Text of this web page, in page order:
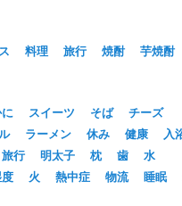
料理 旅行 焼酎
芋焼酎
スイーツ そば
チーズ
ラーメン 休み 健康
入
旅行 明太子 枕 歯
水
火 熱中症 物流 睡眠